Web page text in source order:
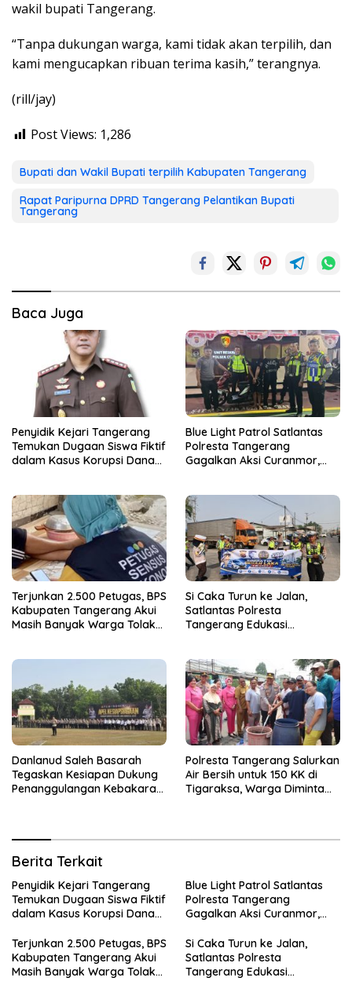
wakil bupati Tangerang.
“Tanpa dukungan warga, kami tidak akan terpilih, dan
kami mengucapkan ribuan terima kasih,” terangnya.
(rill/jay)
Post Views: 1,286
Bupati dan Wakil Bupati terpilih Kabupaten Tangerang
Rapat Paripurna DPRD Tangerang Pelantikan Bupati
Tangerang
Baca Juga
Penyidik Kejari Tangerang
Temukan Dugaan Siswa Fiktif
dalam Kasus Korupsi Dana
Blue Light Patrol Satlantas
Polresta Tangerang
Gagalkan Aksi Curanmor,
Terjunkan 2.500 Petugas, BPS
Kabupaten Tangerang Akui
Masih Banyak Warga Tolak
Si Caka Turun ke Jalan,
Satlantas Polresta
Tangerang Edukasi
Danlanud Saleh Basarah
Tegaskan Kesiapan Dukung
Penanggulangan Kebakaran
Polresta Tangerang Salurkan
Air Bersih untuk 150 KK di
Tigaraksa, Warga Diminta
Berita Terkait
Penyidik Kejari Tangerang
Temukan Dugaan Siswa Fiktif
dalam Kasus Korupsi Dana
Blue Light Patrol Satlantas
Polresta Tangerang
Gagalkan Aksi Curanmor,
Diamankan
Terjunkan 2.500 Petugas, BPS
Kabupaten Tangerang Akui
Masih Banyak Warga Tolak
Si Caka Turun ke Jalan,
Satlantas Polresta
Tangerang Edukasi